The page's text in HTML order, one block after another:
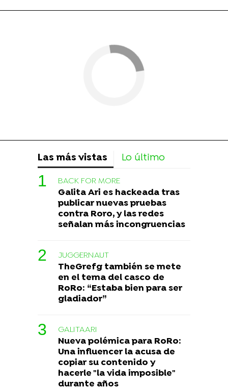
Las más vistas Lo último
BACK FOR MORE
Galita Ari es hackeada tras
publicar nuevas pruebas
contra Roro, y las redes
señalan más incongruencias
JUGGERNAUT
TheGrefg también se mete
en el tema del casco de
RoRo: “Estaba bien para ser
gladiador”
GALITAARI
Nueva polémica para RoRo:
Una influencer la acusa de
copiar su contenido y
hacerle "la vida imposible"
durante años